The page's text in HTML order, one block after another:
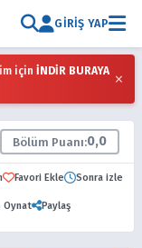
GIRIŞ YAP
için İNDİR BURAYA ×
Bölüm Puanı:0,0
Favori Ekle Sonra izle
Oynat
Paylaş